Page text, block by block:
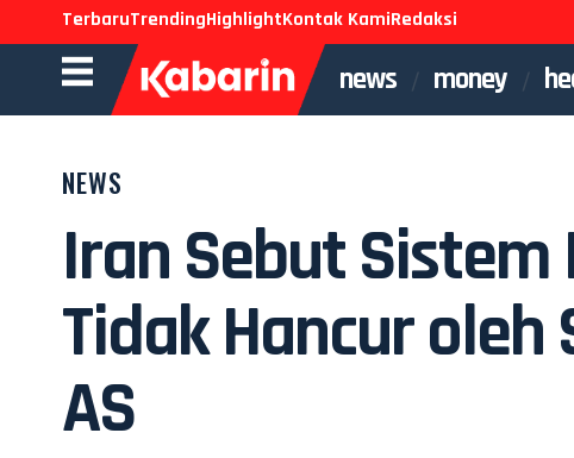
TerbaruTrendingHighlightKontak KamiRedaksi
news money
NEWS
Iran Sebut
Tidak Hancur
AS